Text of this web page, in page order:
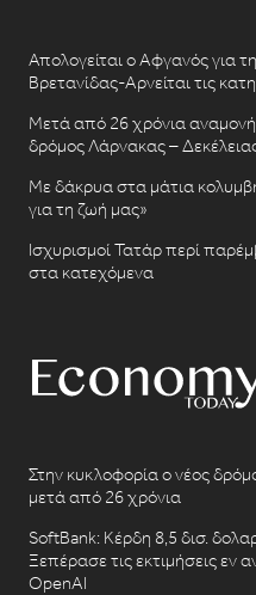
Απολογείται ο Αφγανός για
Βρετανίδας-Αρνείται τις
Μετά από 26 χρόνια
δρόμος Λάρνακας –
Με δάκρυα στα μάτια
για τη ζωή μας»
Ισχυρισμοί Τατάρ περί
στα κατεχόμενα
Στην κυκλοφορία ο νέος
μετά από 26 χρόνια
SoftBank: Κέρδη 8,5 δισ.
Ξεπέρασε τις εκτιμήσεις εν
OpenAI